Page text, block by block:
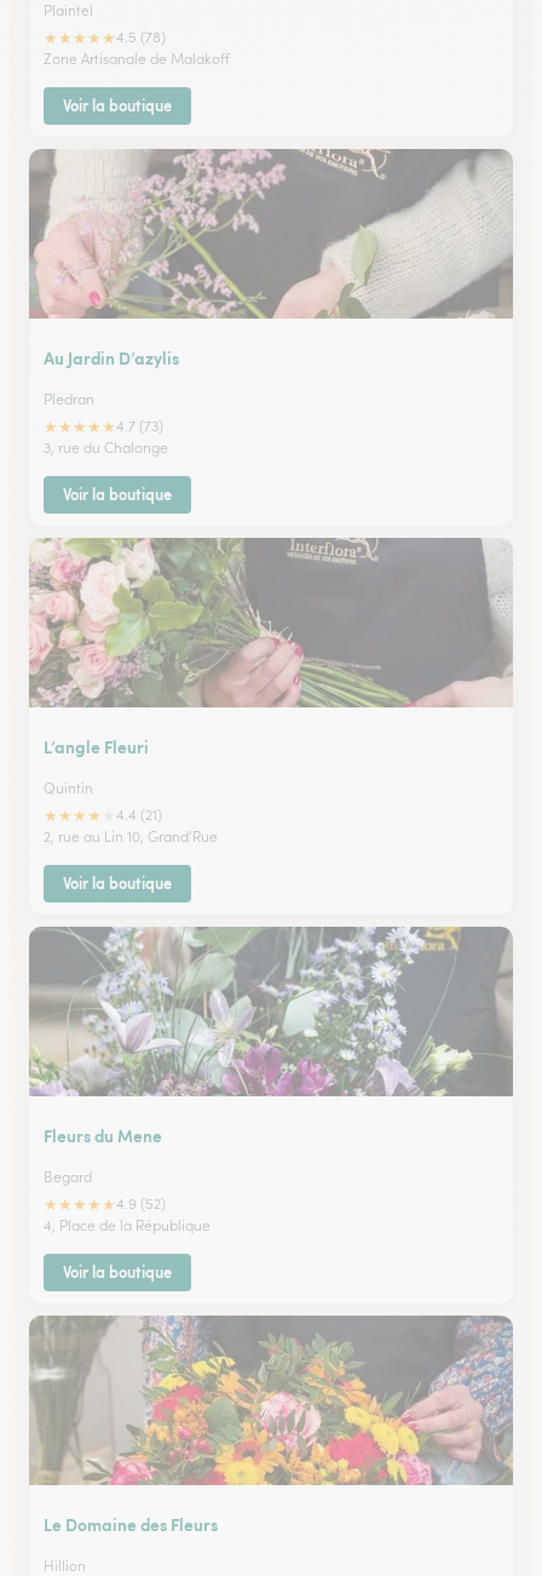
Plaintel
★★★★★4.5 (78)
Zone Artisanale de Malakoff
Voir la boutique
Au Jardin D’azylis
Pledran
★★★★★4.7 (73)
3, rue du Chalonge
Voir la boutique
L’angle Fleuri
Quintin
★★★★
4.4 (21)
2, rue au Lin 10, Grand'Rue
Voir la boutique
Fleurs du Mene
Begard
★★★★★4.9 (52)
4, Place de la République
Voir la boutique
Le Domaine des Fleurs
Hillion